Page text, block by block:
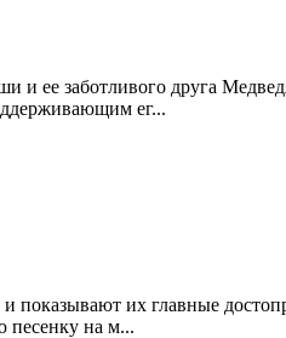
и ее заботливого друга
ег...
их главные
песенку на м...